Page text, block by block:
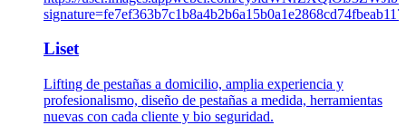
Liset
Lifting de pestañas a domicilio, amplia experiencia y
profesionalismo, diseño de pestañas a medida, herramientas
nuevas con cada cliente y bio seguridad.